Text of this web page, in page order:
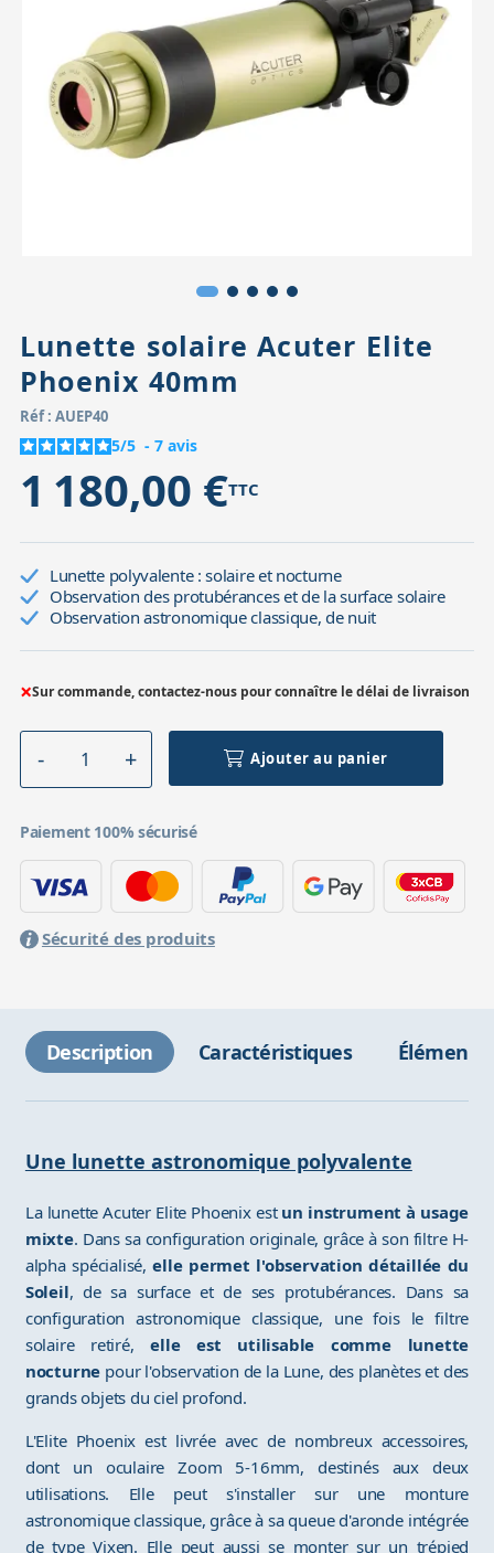
Accessoires pour montures
Têtes
Pièces détachées
Lunette solaire Acuter Elite
Phoenix 40mm
Réf : AUEP40
5/5 - 7 avis
1 180,00 €TTC
Lunette polyvalente : solaire et nocturne
Observation des protubérances et de la surface solaire
Observation astronomique classique, de nuit
×Sur commande, contactez-nous pour connaître le délai de livraison
Ajouter au panier
Paiement 100% sécurisé
Sécurité des produits
Description Caractéristiques Éléments
Une lunette astronomique polyvalente
La lunette Acuter Elite Phoenix est un instrument à usage
mixte. Dans sa configuration originale, grâce à son filtre H-
alpha spécialisé,elle permet l'observation détaillée du
Soleil, de sa surface et de ses protubérances. Dans sa
configuration astronomique classique, une fois le filtre
solaire retiré,elle est utilisable comme lunette
nocturne pour l'observation de la Lune, des planètes et des
grands objets du ciel profond.
L'Elite Phoenix est livrée avec de nombreux accessoires,
dont un oculaire Zoom 5-16mm, destinés aux deux
utilisations. Elle peut s'installer sur une monture
astronomique classique, grâce à sa queue d'aronde intégrée
de type Vixen. Elle peut aussi se monter sur un trépied